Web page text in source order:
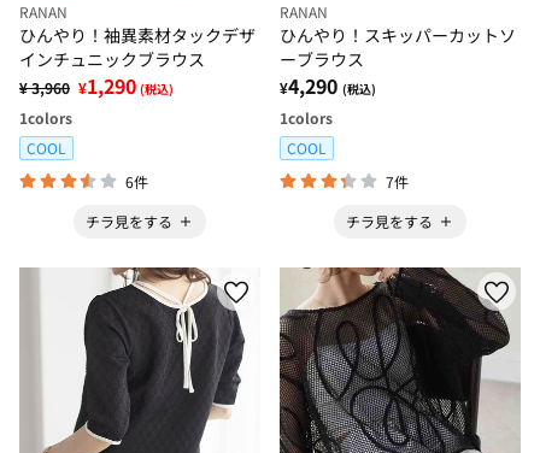
RANAN
ひんやり！袖異素材タックデザ
インチュニックブラウス
¥ 3,960 ¥1,290 (税込)
1colors
COOL
6件
チラ見をする
RANAN
ひんやり！スキッパーカットソ
ーブラウス
¥4,290 (税込)
1colors
COOL
7件
チラ見をする